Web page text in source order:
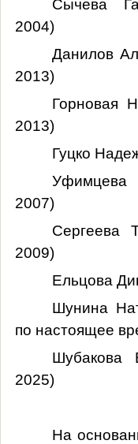
Сычева
2004)
Данилов
2013)
Горновая
2013)
Гуцко
Уфимцева
2007)
Сергеева
2009)
Ельцова
Шунина
по настоящее
Шубакова
2025)
На